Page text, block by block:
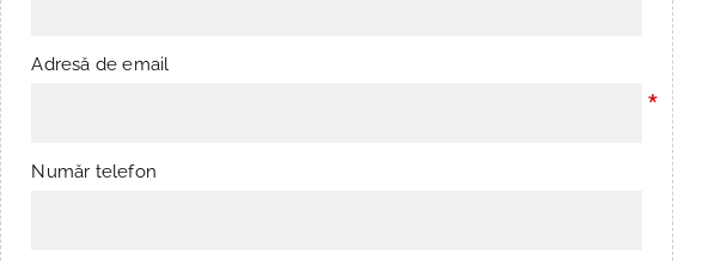
Adresă de email
*
Număr telefon